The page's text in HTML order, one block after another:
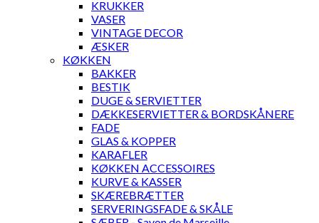
KRUKKER
VASER
VINTAGE DECOR
ÆSKER
KØKKEN
BAKKER
BESTIK
DUGE & SERVIETTER
DÆKKESERVIETTER & BORDSKÅNERE
FADE
GLAS & KOPPER
KARAFLER
KØKKEN ACCESSOIRES
KURVE & KASSER
SKÆREBRÆTTER
SERVERINGSFADE & SKÅLE